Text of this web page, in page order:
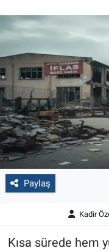
Paylaş
Kadir
Kısa sürede hem